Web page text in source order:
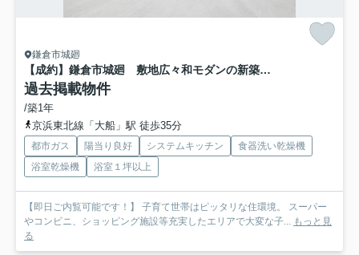
鎌倉市城廻
【成約】鎌倉市城廻 敷地広々和モダンの新築戸建て
過去掲載物件
/築1年
京浜東北線「大船」駅 徒歩35分
都市ガス 陽当り良好 システムキッチン
食器洗い乾燥機
浴室乾燥機
浴室１坪以上
【即日ご内覧可能です！】 子育て世帯はピッタリな住環境。 スーパー
やコンビニ、ショッピング施設等充実したエリアで大変な子... もっと見
る